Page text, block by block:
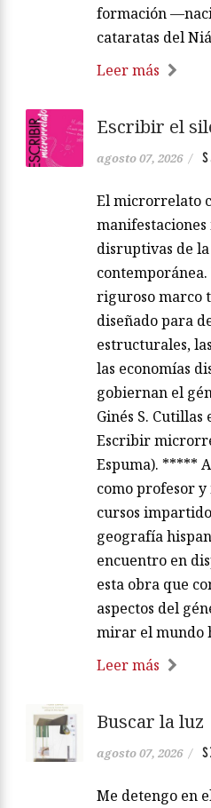
formación
cataratas del
Leer más
Escribir el
agosto 07, 2026 /
El microrrelato
manifestaciones
disruptivas de
riguroso marco
diseñado para
estructurales,
las economías
gobiernan el
Ginés S.
Escribir
Espuma). *****
como profesor
cursos
geografía
encuentro en
esta obra que
aspectos del
mirar el mundo
Leer más
Buscar la luz
agosto 07, 2026 /
Me detengo en